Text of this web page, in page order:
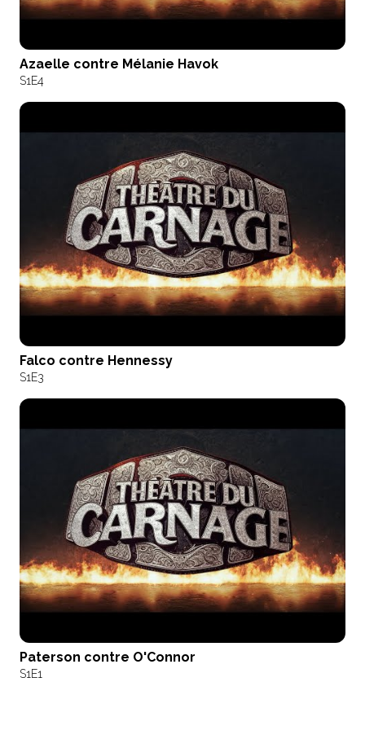
Azaelle contre Mélanie Havok
S1E4
Falco contre Hennessy
S1E3
Paterson contre O'Connor
S1E1